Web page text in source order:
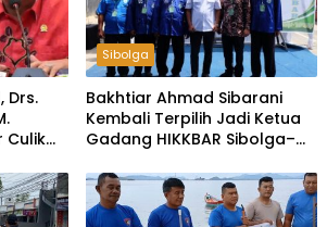
Drs.
Culik
Sibolga
Bakhtiar Ahmad Sibarani
Kembali Terpilih Jadi Ketua
Gadang HIKKBAR Sibolga–